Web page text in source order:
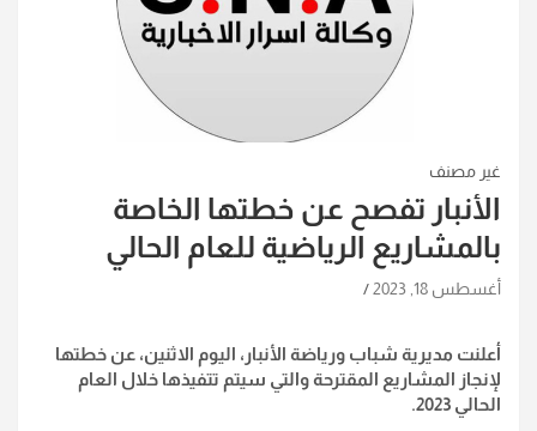
غير مصنف
الأنبار تفصح عن خطتها الخاصة
بالمشاريع الرياضية للعام الحالي
أغسطس 18, 2023
أعلنت مديرية شباب ورياضة الأنبار، اليوم الاثنين، عن خطتها
لإنجاز المشاريع المقترحة والتي سيتم تتفيذها خلال العام
الحالي 2023.